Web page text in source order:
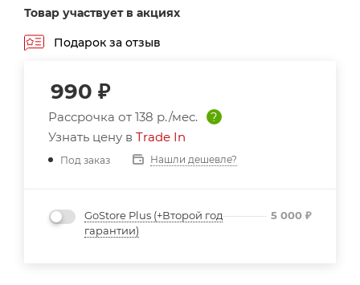
Товар участвует в акциях
Подарок за отзыв
990 ₽
Рассрочка от 138 р./мес.
?
Узнать цену в Trade In
Под заказ Нашли дешевле?
GoStore Plus (+Второй год
гарантии)
5 000 ₽